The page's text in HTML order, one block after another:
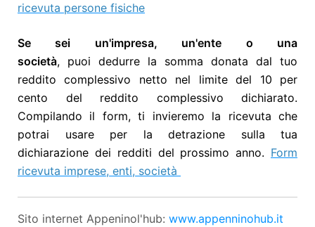
ricevuta persone fisiche
Se sei un'impresa, un'ente o una
società, puoi dedurre la somma donata dal tuo
reddito complessivo netto nel limite del 10 per
cento del reddito complessivo dichiarato.
Compilando il form, ti invieremo la ricevuta che
potrai usare per la detrazione sulla tua
dichiarazione dei redditi del prossimo anno. Form
ricevuta imprese, enti, società
Sito internet Appeninol'hub: www.appenninohub.it